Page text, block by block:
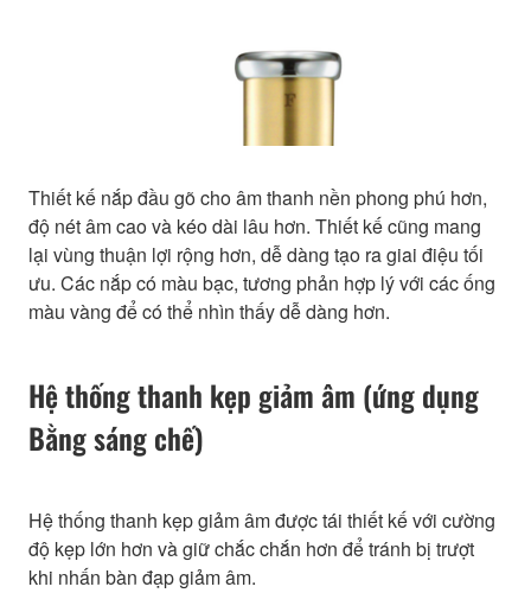
Thiết kế nắp đầu gõ cho âm thanh nền phong phú hơn,
độ nét âm cao và kéo dài lâu hơn. Thiết kế cũng mang
lại vùng thuận lợi rộng hơn, dễ dàng tạo ra giai điệu tối
ưu. Các nắp có màu bạc, tương phản hợp lý với các ống
màu vàng để có thể nhìn thấy dễ dàng hơn.
Hệ thống thanh kẹp giảm âm (ứng dụng
Bằng sáng chế)
Hệ thống thanh kẹp giảm âm được tái thiết kế với cường
độ kẹp lớn hơn và giữ chắc chắn hơn để tránh bị trượt
khi nhấn bàn đạp giảm âm.